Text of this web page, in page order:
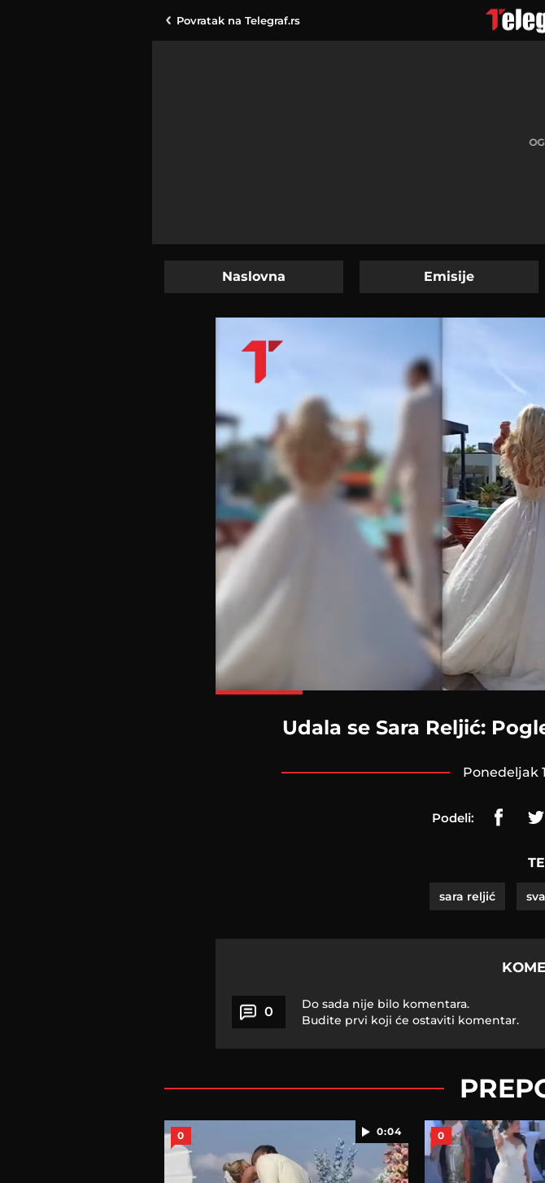
Povratak na Telegraf.rs
Naslovna Emisije
Udala se Sara Reljić:
ponedeljak
Podeli:
sara reljić
0
Do sada nije bilo komentara.
Budite prvi koji će ostaviti komentar.
0:04
0 0